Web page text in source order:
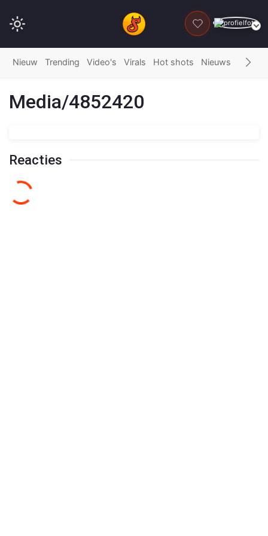
DONEER
Nieuw Trending Video's Virals Hot shots Nieuws Fails
Media/4852420
Reacties